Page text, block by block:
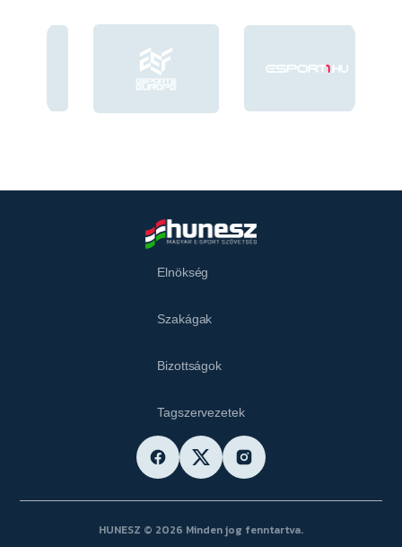
Elnökség
Szakágak
Bizottságok
Tagszervezetek
HUNESZ © 2026 Minden jog fenntartva.